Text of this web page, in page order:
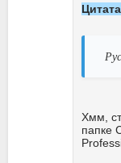
Хмм,
папке